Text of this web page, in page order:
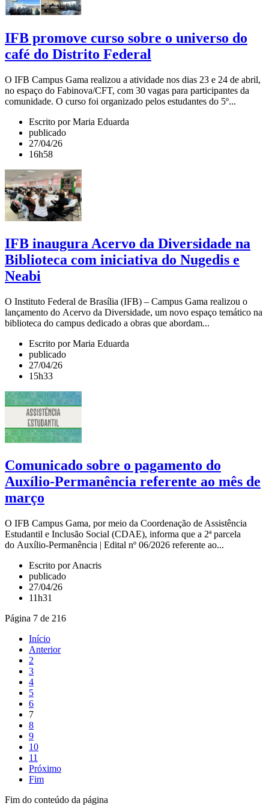
IFB promove curso sobre o universo do
café do Distrito Federal
O IFB Campus Gama realizou a atividade nos dias 23 e 24 de abril,
no espaço do Fabinova/CFT, com 30 vagas para participantes da
comunidade. O curso foi organizado pelos estudantes do 5º...
Escrito por Maria Eduarda
publicado
27/04/26
16h58
IFB inaugura Acervo da Diversidade na
Biblioteca com iniciativa do Nugedis e
Neabi
O Instituto Federal de Brasília (IFB) – Campus Gama realizou o
lançamento do Acervo da Diversidade, um novo espaço temático na
biblioteca do campus dedicado a obras que abordam...
Escrito por Maria Eduarda
publicado
27/04/26
15h33
Comunicado sobre o pagamento do
Auxílio-Permanência referente ao mês de
março
O IFB Campus Gama, por meio da Coordenação de Assistência
Estudantil e Inclusão Social (CDAE), informa que a 2ª parcela
do Auxílio-Permanência | Edital nº 06/2026 referente ao...
Escrito por Anacris
publicado
27/04/26
11h31
Página 7 de 216
Início
Anterior
2
3
4
5
6
7
8
9
10
11
Próximo
Fim
Fim do conteúdo da página